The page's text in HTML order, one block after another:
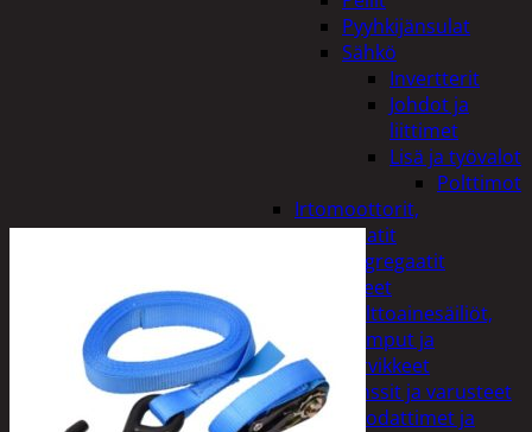
Pyyhkijänsulat
Sähkö
Invertterit
Johdot ja
liittimet
Lisä ja työvalot
Polttimot
Irtomoottorit,
aggregaatit
Aggregaatit
Lisälaitteet
Polttoainesäiliöt,
pumput ja
tarvikkeet
Vinssit ja varusteet
Öljyt, suodattimet ja